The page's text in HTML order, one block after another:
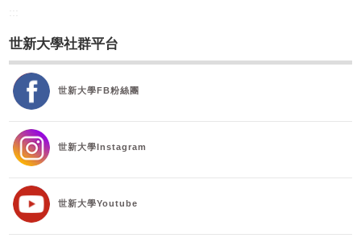
世新大學社群平台
世新大學FB粉絲團
世新大學Instagram
世新大學Youtube